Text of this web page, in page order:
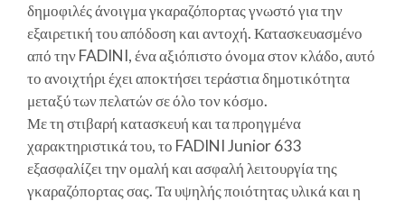
δημοφιλές άνοιγμα γκαραζόπορτας γνωστό για την
εξαιρετική του απόδοση και αντοχή. Κατασκευασμένο
από την FADINI, ένα αξιόπιστο όνομα στον κλάδο, αυτό
το ανοιχτήρι έχει αποκτήσει τεράστια δημοτικότητα
μεταξύ των πελατών σε όλο τον κόσμο.
Με τη στιβαρή κατασκευή και τα προηγμένα
χαρακτηριστικά του, το FADINI Junior 633
εξασφαλίζει την ομαλή και ασφαλή λειτουργία της
γκαραζόπορτας σας. Τα υψηλής ποιότητας υλικά και η